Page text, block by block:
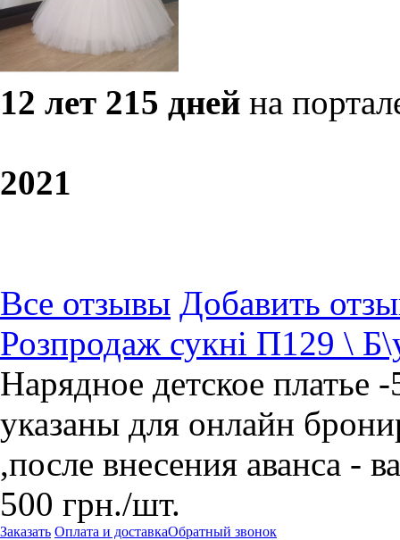
12 лет 215 дней на
2021
Все отзывы Добавить
Розпродаж сукні П129 \
Нарядное детское платье
указаны для онлайн
,после внесения аванса -
500 грн./шт.
Заказать Оплата и доставкаОбратный звонок